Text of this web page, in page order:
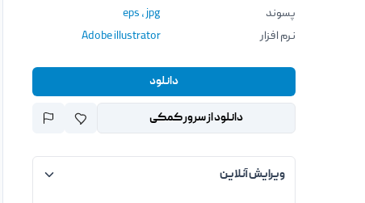
پسوند
eps ،jpg
نرم افزار
Adobe illustrator
دانلود
دانلود از سرور کمکی
ویرایش آنلاین